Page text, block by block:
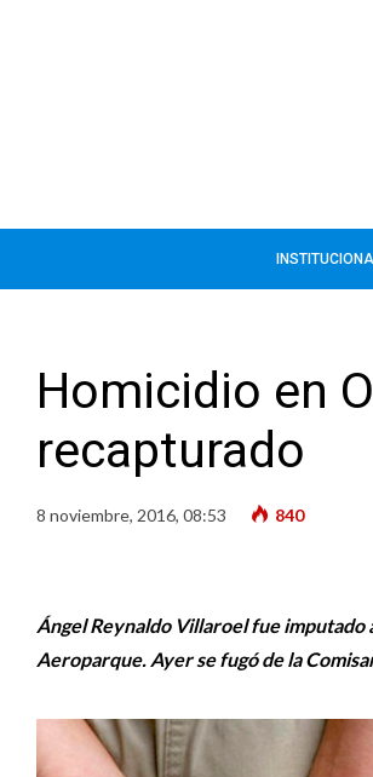
Homicidio en
recapturado
8 noviembre, 2016, 08:53 840
Ángel Reynaldo Villaroel fue
Aeroparque. Ayer se fugó de la